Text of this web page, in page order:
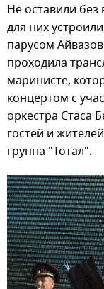
Не оставили
для них
парусом
проходила
маринисте,
концертом с
оркестра Стаса
гостей и
группа "Тотал".